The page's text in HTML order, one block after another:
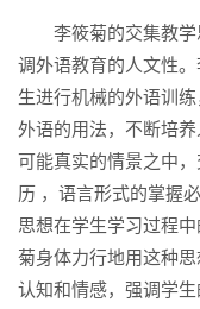
李筱菊的交集教
调外语教育的人文性
生进行机械的外语训
外语的用法，不断培
可能真实的情景之中
历 ，语言形式的掌握
思想在学生学习过程
菊身体力行地用这种
认知和情感，强调学